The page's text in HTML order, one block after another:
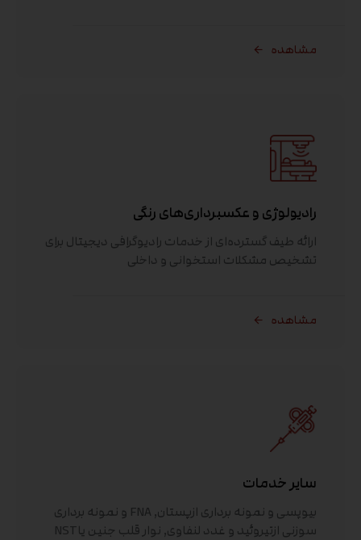
مشاهده
رادیولوژی و عکسبرداری‌های رنگی
ارائه طیف گسترده‌ای از خدمات رادیوگرافی دیجیتال برای
تشخیص مشکلات استخوانی و داخلی
مشاهده
سایر خدمات
بیوپسی و نمونه برداری ازپستان٬ FNA و نمونه برداری
سوزنی ازتیروئید و غدد لنفاوی٬ نوار قلب جنین یاNST